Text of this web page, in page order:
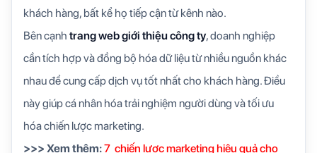
khách hàng, bất kể họ tiếp cận từ kênh nào.
Bên cạnh trang web giới thiệu công ty, doanh nghiệp
cần tích hợp và đồng bộ hóa dữ liệu từ nhiều nguồn khác
nhau để cung cấp dịch vụ tốt nhất cho khách hàng. Điều
này giúp cá nhân hóa trải nghiệm người dùng và tối ưu
hóa chiến lược marketing.
>>> Xem thêm:7 chiến lược marketing hiệu quả cho